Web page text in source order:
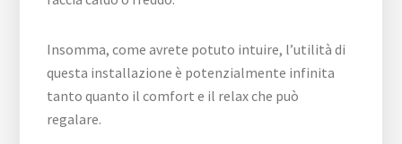
Insomma, come avrete potuto intuire, l’utilità di
questa installazione è potenzialmente infinita
tanto quanto il comfort e il relax che può
regalare.